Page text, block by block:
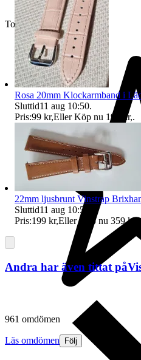
Toppsäljare
961 omdömen
Läs omdömen Följ
Rosa 20mm Klockarmband i
Sluttid11 aug 10:50.
Pris:99 kr,Eller Köp nu 199 kr,.
22mm ljusbrunt Vinstrap
Sluttid11 aug 10:52
Pris:199 kr,Eller Köp nu 359 kr,.
Andra har även tittat på